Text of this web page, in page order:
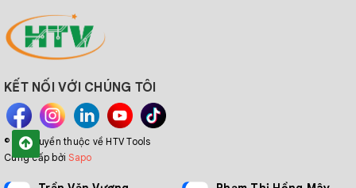
KẾT NỐI VỚI CHÚNG TÔI
© Bản quyền thuộc về HTV Tools
Cung cấp bởiSapo